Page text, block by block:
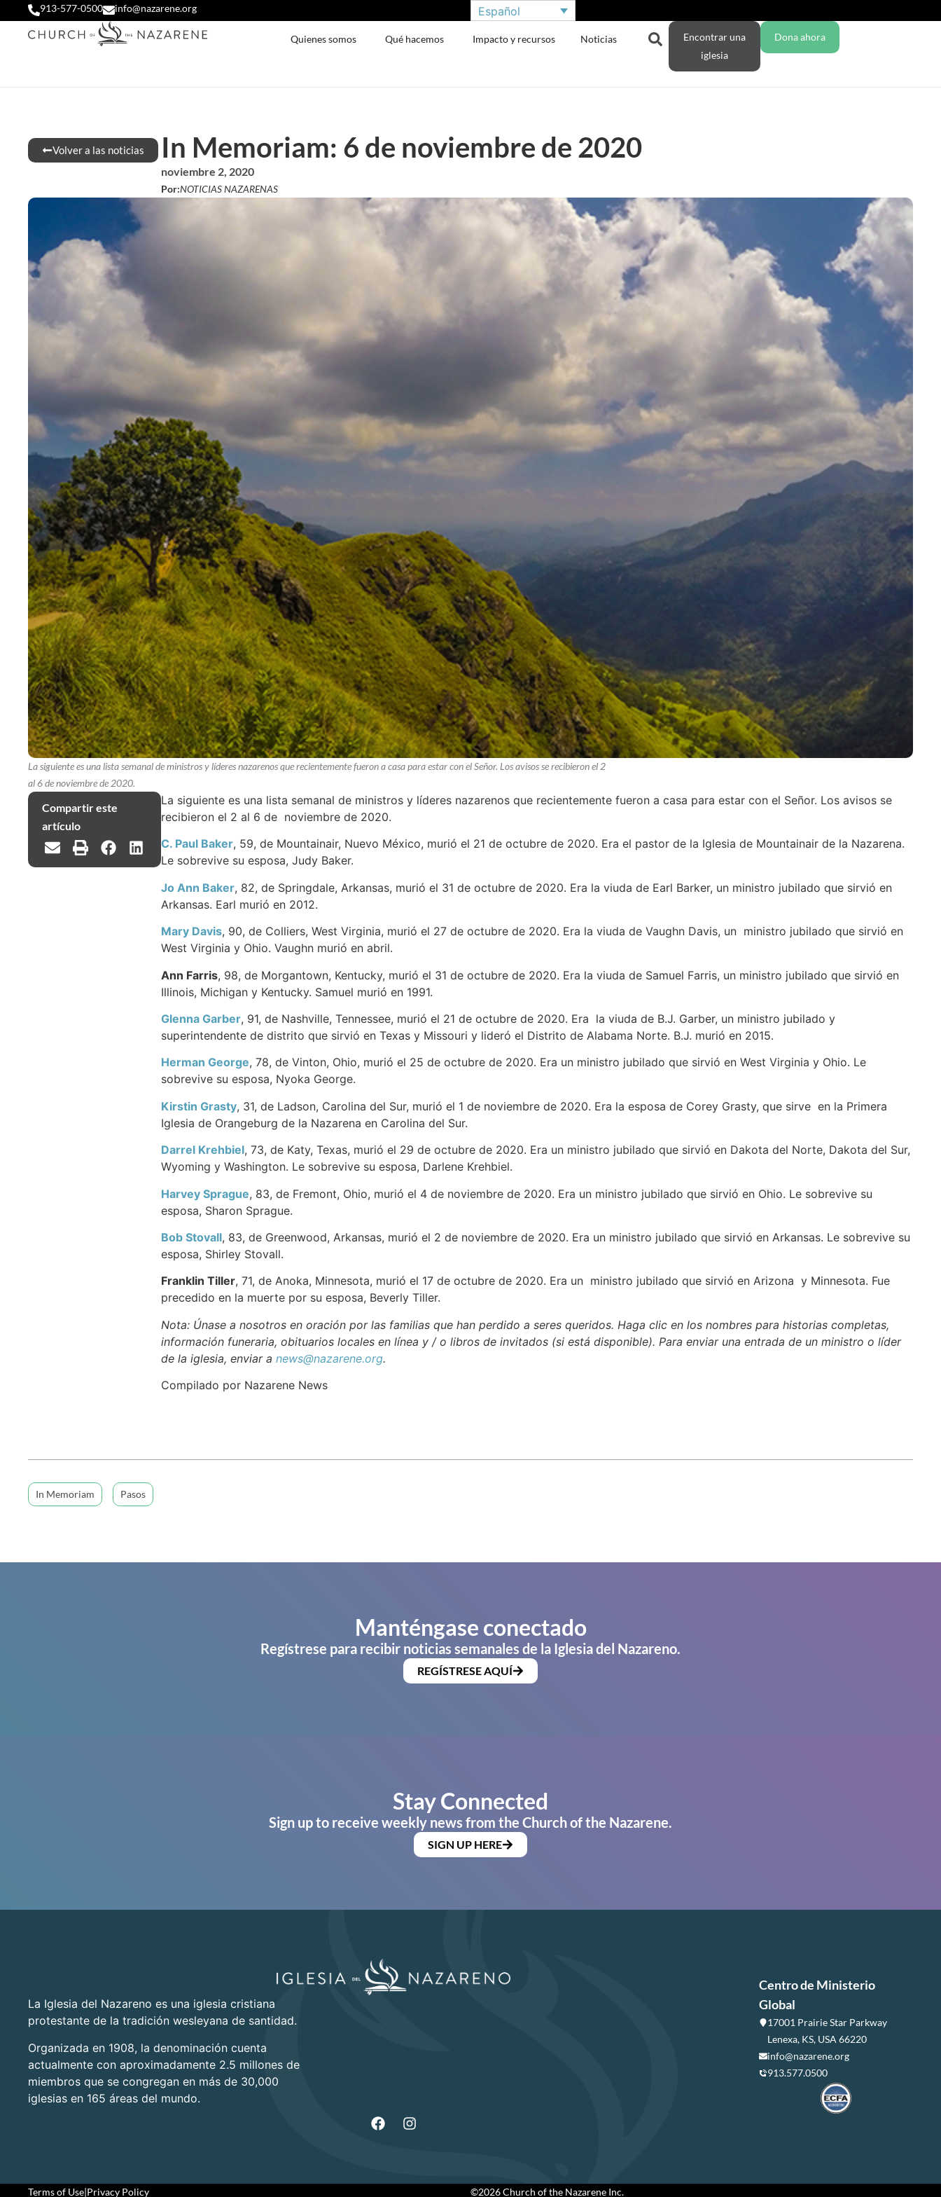
913-577-0500 info@nazarene.org Español
Quienes somos Qué hacemos Impacto y recursos Noticias
Encontrar una
iglesia
Dona ahora
Volver a las noticias In Memoriam: 6 de noviembre de 2020
noviembre 2, 2020
Por:NOTICIAS NAZARENAS
La siguiente es una lista semanal de ministros y líderes nazarenos que recientemente fueron a casa para estar con el Señor. Los avisos se recibieron el 2
al 6 de noviembre de 2020.
Compartir este
artículo
La siguiente es una lista semanal de ministros y líderes nazarenos que recientemente fueron a casa para estar con el Señor. Los avisos se
recibieron el 2 al 6 de noviembre de 2020.
C. Paul Baker, 59, de Mountainair, Nuevo México, murió el 21 de octubre de 2020. Era el pastor de la Iglesia de Mountainair de la Nazarena.
Le sobrevive su esposa, Judy Baker.
Jo Ann Baker, 82, de Springdale, Arkansas, murió el 31 de octubre de 2020. Era la viuda de Earl Barker, un ministro jubilado que sirvió en
Arkansas. Earl murió en 2012.
Mary Davis, 90, de Colliers, West Virginia, murió el 27 de octubre de 2020. Era la viuda de Vaughn Davis, un ministro jubilado que sirvió en
West Virginia y Ohio. Vaughn murió en abril.
Ann Farris, 98, de Morgantown, Kentucky, murió el 31 de octubre de 2020. Era la viuda de Samuel Farris, un ministro jubilado que sirvió en
Illinois, Michigan y Kentucky. Samuel murió en 1991.
Glenna Garber, 91, de Nashville, Tennessee, murió el 21 de octubre de 2020. Era la viuda de B.J. Garber, un ministro jubilado y
superintendente de distrito que sirvió en Texas y Missouri y lideró el Distrito de Alabama Norte. B.J. murió en 2015.
Herman George, 78, de Vinton, Ohio, murió el 25 de octubre de 2020. Era un ministro jubilado que sirvió en West Virginia y Ohio. Le
sobrevive su esposa, Nyoka George.
Kirstin Grasty, 31, de Ladson, Carolina del Sur, murió el 1 de noviembre de 2020. Era la esposa de Corey Grasty, que sirve en la Primera
Iglesia de Orangeburg de la Nazarena en Carolina del Sur.
Darrel Krehbiel, 73, de Katy, Texas, murió el 29 de octubre de 2020. Era un ministro jubilado que sirvió en Dakota del Norte, Dakota del Sur,
Wyoming y Washington. Le sobrevive su esposa, Darlene Krehbiel.
Harvey Sprague, 83, de Fremont, Ohio, murió el 4 de noviembre de 2020. Era un ministro jubilado que sirvió en Ohio. Le sobrevive su
esposa, Sharon Sprague.
Bob Stovall, 83, de Greenwood, Arkansas, murió el 2 de noviembre de 2020. Era un ministro jubilado que sirvió en Arkansas. Le sobrevive su
esposa, Shirley Stovall.
Franklin Tiller, 71, de Anoka, Minnesota, murió el 17 de octubre de 2020. Era un ministro jubilado que sirvió en Arizona y Minnesota. Fue
precedido en la muerte por su esposa, Beverly Tiller.
Nota: Únase a nosotros en oración por las familias que han perdido a seres queridos. Haga clic en los nombres para historias completas,
información funeraria, obituarios locales en línea y / o libros de invitados (si está disponible). Para enviar una entrada de un ministro o líder
de la iglesia, enviar a news@nazarene.org.
Compilado por Nazarene News
In Memoriam Pasos
Manténgase conectado
Regístrese para recibir noticias semanales de la Iglesia del Nazareno.
REGÍSTRESE AQUÍ
Stay Connected
Sign up to receive weekly news from the Church of the Nazarene.
SIGN UP HERE
La Iglesia del Nazareno es una iglesia cristiana
protestante de la tradición wesleyana de santidad.
Organizada en 1908, la denominación cuenta
actualmente con aproximadamente 2.5 millones de
miembros que se congregan en más de 30,000
iglesias en 165 áreas del mundo.
Centro de Ministerio
Global
17001 Prairie Star Parkway
Lenexa, KS, USA 66220
info@nazarene.org
913.577.0500
Terms of Use|Privacy Policy ©2026 Church of the Nazarene Inc.